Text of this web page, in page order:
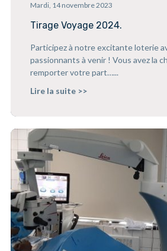
Mardi, 14 novembre 2023
Tirage Voyage 2024.
Participez à notre excitante loterie
passionnants à venir ! Vous avez la
remporter votre part…...
Lire la suite >>